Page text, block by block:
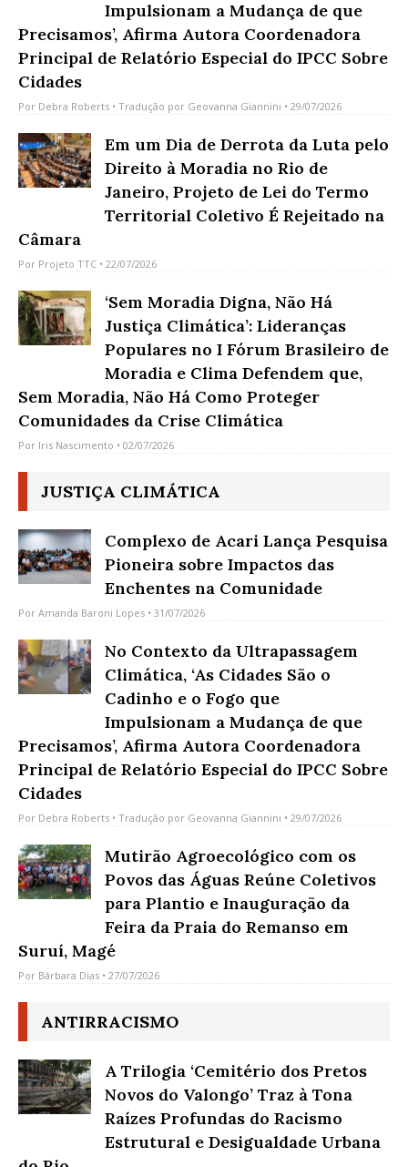
Impulsionam a Mudança de que
Precisamos’, Afirma Autora Coordenadora
Principal de Relatório Especial do IPCC Sobre
Cidades
Por Debra Roberts • Tradução por Geovanna Giannini • 29/07/2026
Em um Dia de Derrota da Luta pelo
Direito à Moradia no Rio de
Janeiro, Projeto de Lei do Termo
Territorial Coletivo É Rejeitado na
Câmara
Por Projeto TTC • 22/07/2026
‘Sem Moradia Digna, Não Há
Justiça Climática’: Lideranças
Populares no I Fórum Brasileiro de
Moradia e Clima Defendem que,
Sem Moradia, Não Há Como Proteger
Comunidades da Crise Climática
Por Iris Nascimento • 02/07/2026
JUSTIÇA CLIMÁTICA
Complexo de Acari Lança Pesquisa
Pioneira sobre Impactos das
Enchentes na Comunidade
Por Amanda Baroni Lopes • 31/07/2026
No Contexto da Ultrapassagem
Climática, ‘As Cidades São o
Cadinho e o Fogo que
Impulsionam a Mudança de que
Precisamos’, Afirma Autora Coordenadora
Principal de Relatório Especial do IPCC Sobre
Cidades
Por Debra Roberts • Tradução por Geovanna Giannini • 29/07/2026
Mutirão Agroecológico com os
Povos das Águas Reúne Coletivos
para Plantio e Inauguração da
Feira da Praia do Remanso em
Suruí, Magé
Por Bárbara Dias • 27/07/2026
ANTIRRACISMO
A Trilogia ‘Cemitério dos Pretos
Novos do Valongo’ Traz à Tona
Raízes Profundas do Racismo
Estrutural e Desigualdade Urbana